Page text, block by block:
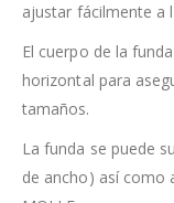
ajustar fácilmente a
El cuerpo de la
horizontal para
tamaños.
La funda se puede
de ancho) así como